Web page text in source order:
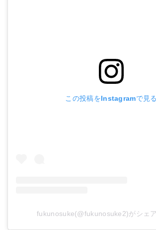
この投稿をInstagramで見る
fukunosuke(@fukunosuke2)がシェ